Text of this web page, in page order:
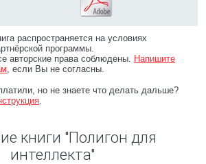
распространяется на условиях
программы.
авторские права соблюдены. Напишите
, если Вы не согласны.
но не знаете что делать дальше?
.
книги "Полигон для
интеллекта"